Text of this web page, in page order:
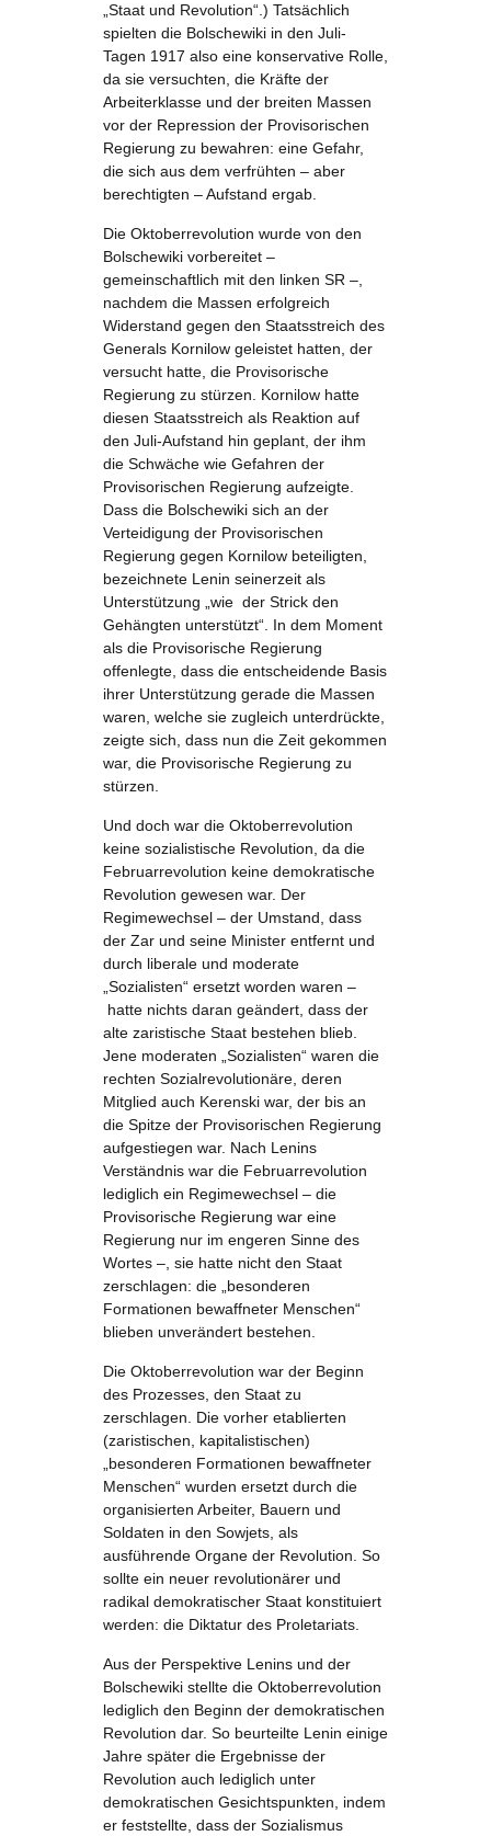
„Staat und Revolution“.) Tatsächlich
spielten die Bolschewiki in den Juli-
Tagen 1917 also eine konservative Rolle,
da sie versuchten, die Kräfte der
Arbeiterklasse und der breiten Massen
vor der Repression der Provisorischen
Regierung zu bewahren: eine Gefahr,
die sich aus dem verfrühten – aber
berechtigten – Aufstand ergab.
Die Oktoberrevolution wurde von den
Bolschewiki vorbereitet –
gemeinschaftlich mit den linken SR –,
nachdem die Massen erfolgreich
Widerstand gegen den Staatsstreich des
Generals Kornilow geleistet hatten, der
versucht hatte, die Provisorische
Regierung zu stürzen. Kornilow hatte
diesen Staatsstreich als Reaktion auf
den Juli-Aufstand hin geplant, der ihm
die Schwäche wie Gefahren der
Provisorischen Regierung aufzeigte.
Dass die Bolschewiki sich an der
Verteidigung der Provisorischen
Regierung gegen Kornilow beteiligten,
bezeichnete Lenin seinerzeit als
Unterstützung „wie der Strick den
Gehängten unterstützt“. In dem Moment
als die Provisorische Regierung
offenlegte, dass die entscheidende Basis
ihrer Unterstützung gerade die Massen
waren, welche sie zugleich unterdrückte,
zeigte sich, dass nun die Zeit gekommen
war, die Provisorische Regierung zu
stürzen.
Und doch war die Oktoberrevolution
keine sozialistische Revolution, da die
Februarrevolution keine demokratische
Revolution gewesen war. Der
Regimewechsel – der Umstand, dass
der Zar und seine Minister entfernt und
durch liberale und moderate
„Sozialisten“ ersetzt worden waren –
hatte nichts daran geändert, dass der
alte zaristische Staat bestehen blieb.
Jene moderaten „Sozialisten“ waren die
rechten Sozialrevolutionäre, deren
Mitglied auch Kerenski war, der bis an
die Spitze der Provisorischen Regierung
aufgestiegen war. Nach Lenins
Verständnis war die Februarrevolution
lediglich ein Regimewechsel – die
Provisorische Regierung war eine
Regierung nur im engeren Sinne des
Wortes –, sie hatte nicht den Staat
zerschlagen: die „besonderen
Formationen bewaffneter Menschen“
blieben unverändert bestehen.
Die Oktoberrevolution war der Beginn
des Prozesses, den Staat zu
zerschlagen. Die vorher etablierten
(zaristischen, kapitalistischen)
„besonderen Formationen bewaffneter
Menschen“ wurden ersetzt durch die
organisierten Arbeiter, Bauern und
Soldaten in den Sowjets, als
ausführende Organe der Revolution. So
sollte ein neuer revolutionärer und
radikal demokratischer Staat konstituiert
werden: die Diktatur des Proletariats.
Aus der Perspektive Lenins und der
Bolschewiki stellte die Oktoberrevolution
lediglich den Beginn der demokratischen
Revolution dar. So beurteilte Lenin einige
Jahre später die Ergebnisse der
Revolution auch lediglich unter
demokratischen Gesichtspunkten, indem
er feststellte, dass der Sozialismus